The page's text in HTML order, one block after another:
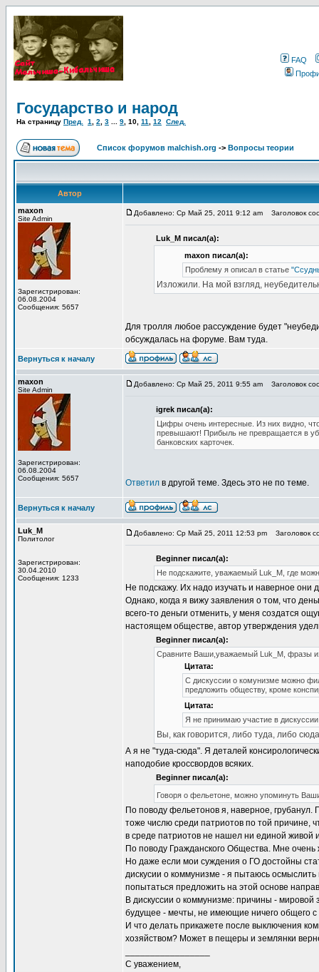
FAQ
Государство и народ
На страницу Пред. 1 2 3 9 10 11 12 След.
Список форумов malchish.org -> Вопросы теории
Автор
maxon
Site Admin
Зарегистрирован:
06.08.2004
Сообщения: 5657
Добавлено: Ср Май 25, 2011 9:12 am Заголовок
Luk_M писал(а):
maxon писал(а):
Проблему я описал в статье
Изложили. На мой взгляд,
Для тролля любое рассуждение будет
обсуждалась на форуме. Вам туда.
Вернуться к началу
maxon
Site Admin
Зарегистрирован:
06.08.2004
Сообщения: 5657
Добавлено: Ср Май 25, 2011 9:55 am Заголовок
igrek писал(а):
Цифры очень интересные. Из них видно,
превышают! Прибыль не превращается в
банковских карточек.
Ответил в другой теме. Здесь это не по теме.
Вернуться к началу
Luk_M
Политолог
Зарегистрирован:
30.04.2010
Сообщения: 1233
Добавлено: Ср Май 25, 2011 12:53 pm Заголовок
Beginner писал(а):
Не подскажите, уважаемый Luk_M, где
Не подскажу. Их надо изучать и наверное они
Однако, когда я вижу заявления о том, что
всего-то деньги отменить, у меня создатся
настоящем обществе, автор утверждения
Beginner писал(а):
Сравните Ваши,уважаемый Luk_M, фразы
Цитата:
С дискуссии о комунизме можно
предложить обществу, кроме
Цитата:
Я не принимаю участие в
Вы, как говорится, либо туда, либо
А я не "туда-сюда". Я деталей
наподобие кроссвордов всяких.
Beginner писал(а):
Говоря о фельетоне, можно упоминуть
По поводу фельетонов я, наверное, грубанул.
тоже числю среди патриотов по той
в среде патриотов не нашел ни единой живой
По поводу Гражданского Общества. Мне
Но даже если мои суждения о ГО достойны
дискусии о коммунизме - я пытаюсь
попытаться предложить на этой основе
В дискуссии о коммунизме: причины -
будущее - мечты, не имеющие ничего общего
И что делать прикажете после выключения
хозяйством? Может в пещеры и землянки
С уважением,